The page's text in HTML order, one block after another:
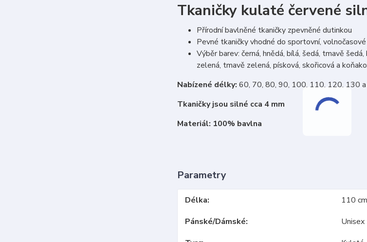
Tkaničky kulaté červené
Přírodní bavlněné tkaničky zpevněné dutinkou
Pevné tkaničky vhodné do sportovní, volnočasové
Výběr barev: černá, hnědá, bílá, šedá, tmavě
zelená, tmavě zelená, písková, skořicová a
Nabízené délky: 60, 70, 80, 90, 100, 110, 120, 130
Tkaničky jsou silné cca 4 mm
Materiál: 100% bavlna
Parametry
Délka
110 cm
Pánské/Dámské
Unisex